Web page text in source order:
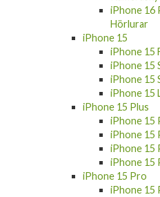
iPhone 16
Hörlurar
iPhone 15
iPhone 15
iPhone 15
iPhone 15
iPhone 15
iPhone 15 Plus
iPhone 15
iPhone 15
iPhone 15
iPhone 15
iPhone 15 Pro
iPhone 15